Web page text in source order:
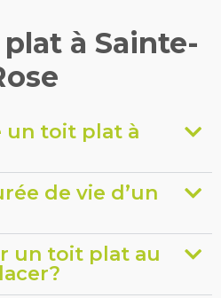
plat à Sainte-
un toit plat à
de vie d’un
un toit plat au